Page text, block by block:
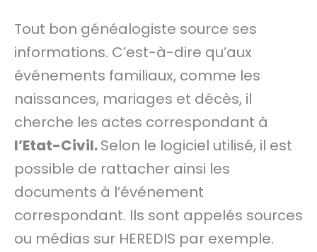
Tout bon généalogiste source ses
informations. C’est-à-dire qu’aux
événements familiaux, comme les
naissances, mariages et décès, il
cherche les actes correspondant à
l’Etat-Civil.Selon le logiciel utilisé, il est
possible de rattacher ainsi les
documents à l’événement
correspondant. Ils sont appelés sources
ou médias sur HEREDIS par exemple.